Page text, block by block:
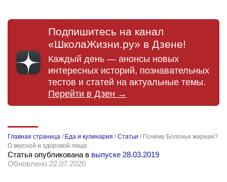
Подпишитесь на канал
«ШколаЖизни.ру» в Дзене!
Каждый день — анонсы новых
интересных историй, познавательных
тестов и статей на актуальные темы.
Перейти в Дзен →
Главная страница / Еда и кулинария /Статьи / Почему Болонья жирная?
О вкусной и здоровой пище
Статья опубликована в выпуске 28.03.2019
Обновлено 22.07.2020